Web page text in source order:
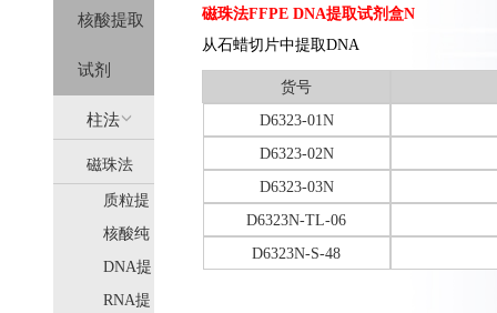
息
核酸提取
试剂
柱法
(HiPure)
磁珠法
质粒提
取
核酸纯
化
DNA提
取
RNA提
磁珠法FFPE DNA提取试剂盒N
从石蜡切片中提取DNA
货号
D6323-01N
D6323-02N
D6323-03N
D6323N-TL-06
D6323N-S-48